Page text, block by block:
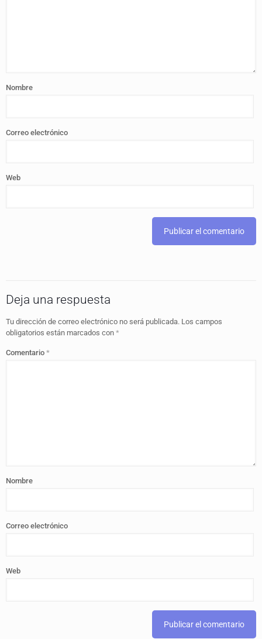
Nombre
Correo electrónico
Web
Deja una respuesta
Tu dirección de correo electrónico no será publicada. Los campos
obligatorios están marcados con *
Comentario *
Nombre
Correo electrónico
Web